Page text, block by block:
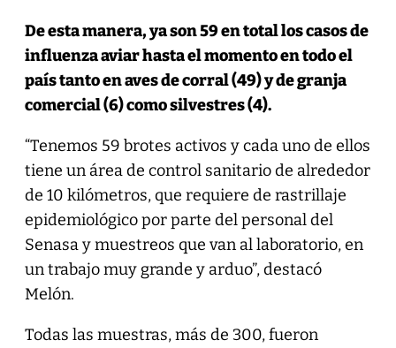
De esta manera, ya son 59 en total los casos de
influenza aviar hasta el momento en todo el
país tanto en aves de corral (49) y de granja
comercial (6) como silvestres (4).
“Tenemos 59 brotes activos y cada uno de ellos
tiene un área de control sanitario de alrededor
de 10 kilómetros, que requiere de rastrillaje
epidemiológico por parte del personal del
Senasa y muestreos que van al laboratorio, en
un trabajo muy grande y arduo”, destacó
Melón.
Todas las muestras, más de 300, fueron